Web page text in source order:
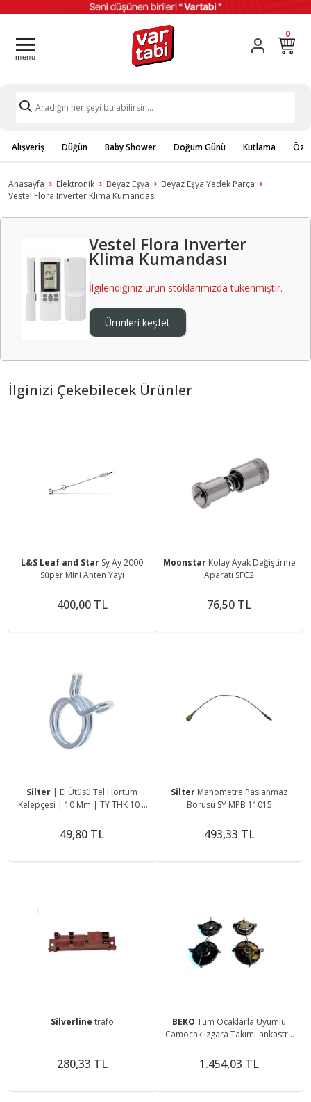
0
Alışveriş Düğün Baby Shower Doğum Günü Kutlama
Anasayfa Elektronik Beyaz Eşya
Beyaz Eşya Yedek Parça
Vestel Flora Inverter Klima Kumandası
Vestel Flora Inverter
Klima Kumandası
İlgilendiğiniz ürün stoklarımızda tükenmiştir.
Ürünleri keşfet
İlginizi Çekebilecek Ürünler
L&S Leaf and Star Sy Ay 2000
Süper Mini Anten Yayı
400,00 TL
Moonstar Kolay Ayak Değiştirme
Aparatı SFC2
76,50 TL
Silter | El Ütüsü Tel Hortum
Kelepçesi | 10 Mm | TY THK 10 |
Sıkıştırmada Kulla
49,80 TL
Silter Manometre Paslanmaz
Borusu SY MPB 11015
493,33 TL
Silverline trafo
280,33 TL
BEKO Tüm Ocaklarla Uyumlu
Camocak Izgara Takımı-ankastre
Izgarası
1.454,03 TL